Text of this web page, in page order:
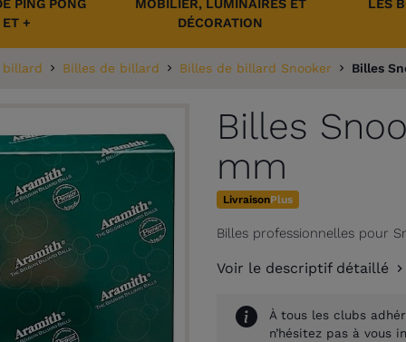
PING PONG
ET +
MOBILIER, LUMINAIRES ET
DÉCORATION
LES
billard Billes de billard Billes de billard Snooker Billes
Billes
mm
LivraisonPlus
Billes professionnelles pour
Voir le descriptif détaillé
À tous les clubs
n’hésitez pas à vous